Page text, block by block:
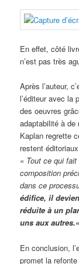
En effet, côté
n’est pas très
Après l’auteur,
l’éditeur avec la
des oeuvres
adaptabilité à de
Kaplan regrette
restent
« Tout ce qui fait
composition
dans ce
édifice, il
réduite à un
uns aux autres.«
En conclusion,
promet la